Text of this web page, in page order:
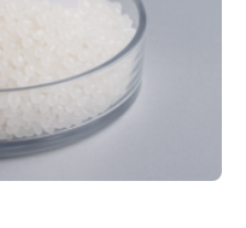
Bremen und der
Graphen…